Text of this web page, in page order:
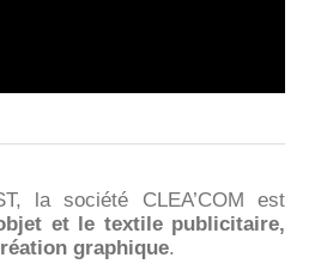
la société CLEA’COM est
et le textile publicitaire,
graphique.